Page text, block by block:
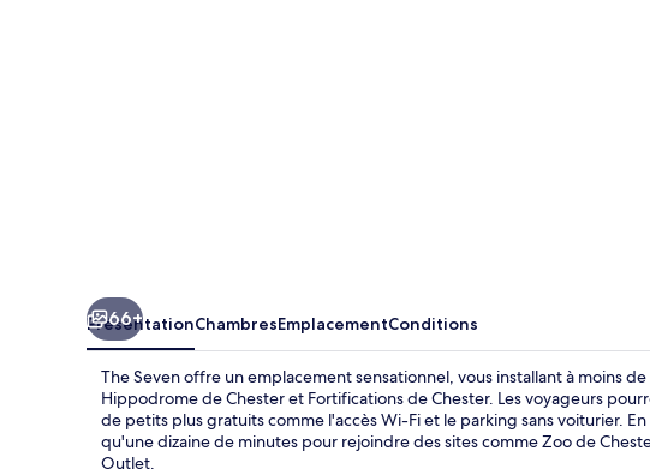
66+
PrésentationChambresEmplacementConditions
The Seven offre un emplacement sensationnel, vous installant à moins
Hippodrome de Chester et Fortifications de Chester. Les voyageurs
de petits plus gratuits comme l'accès Wi-Fi et le parking sans voiturier.
qu'une dizaine de minutes pour rejoindre des sites comme Zoo de
Outlet.